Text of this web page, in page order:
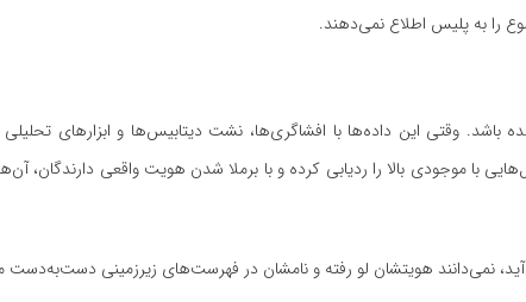
را به پلیس اطلاع نمی‌دهند.
وقتی این داده‌ها با افشاگری‌ها، نشت دیتابیس‌ها و ابزارهای
با موجودی بالا را ردیابی کرده و با برملا شدن هویت واقعی دارندگان،
نمی‌دانند هویتشان لو رفته و نامشان در فهرست‌های زیرزمینی